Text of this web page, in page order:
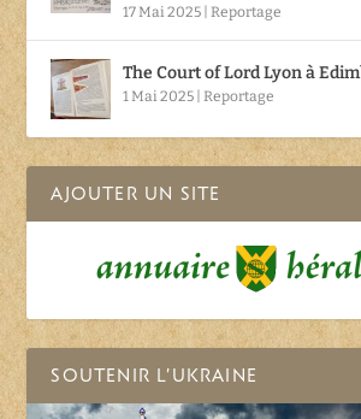
17 Mai 2025 |Reportage
The Court of Lord Lyon à
1 Mai 2025 |Reportage
AJOUTER UN SITE
SOUTENIR L’UKRAINE